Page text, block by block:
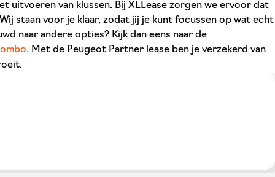
uitvoeren van klussen. Bij XLLease zorgen we ervoor dat
staan voor je klaar, zodat jij je kunt focussen op wat echt
naar andere opties? Kijk dan eens naar de
. Met de Peugeot Partner lease ben je verzekerd van